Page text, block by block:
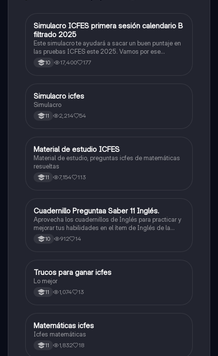
ICFES: Matemáticas
Simulacro ICFES primera sesión calendario B
filtrado 2025
Este simulacro te ayudará a sacar un buen puntaje en
las pruebas ICFES este 2025. Vamos por ese
500/500. Y poder ser admitido en la universidad que
quieras, estudiar la carrera que quieres y no la que te
10 17,400 177
ICFES: Lectura Crítica
Simulacro icfes
Simulacro
11 2,214 54
ICFES: Matemáticas
Material de estudio ICFES
Material de estudio, preguntas icfes de matemáticas
resueltas
11 7,154 113
ICFES: Inglés
Cuadernillo Preguntaa Saber 11 Inglés.
Aprovecha los cuadernillos de Inglés para practicar y
mejorar tus habilidades en el ítem de Inglés de la
Prueba Saber 11. 🫡
10 912 14
Química
Trucos para ganar icfes
Lo mejor
11 1,074 13
ICFES: Matemáticas
Matemáticas icfes
Icfes matemáticas
11 1,832 18